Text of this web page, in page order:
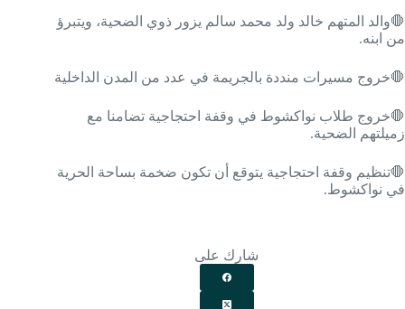
🛑والد المتهم خالد ولد محمد سالم يزور ذوي الضحية، ويتبرؤ
من ابنه.
🛑خروج مسيرات منددة بالجريمة في عدد من المدن الداخلية
🛑خروج طلاب نواكشوط في وقفة احتجاجية تضامنا مع
زميلتهم الضحية.
🛑تنظيم وقفة احتجاجية يتوقع أن تكون ضخمة بساحة الحرية
في نواكشوط.
شارك على